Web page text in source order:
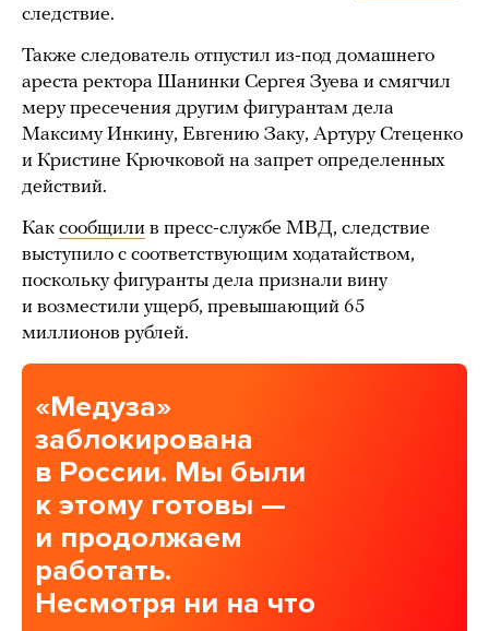
следствие.
Также следователь отпустил из-под домашнего
ареста ректора Шанинки Сергея Зуева и смягчил
меру пресечения другим фигурантам дела
Максиму Инкину, Евгению Заку, Артуру Стеценко
и Кристине Крючковой на запрет определенных
действий.
Как сообщили в пресс-службе МВД, следствие
выступило с соответствующим ходатайством,
поскольку фигуранты дела признали вину
и возместили ущерб, превышающий 65
миллионов рублей.
«Медуза»
заблокирована
в России. Мы были
к этому готовы —
и продолжаем
работать.
Несмотря ни на что